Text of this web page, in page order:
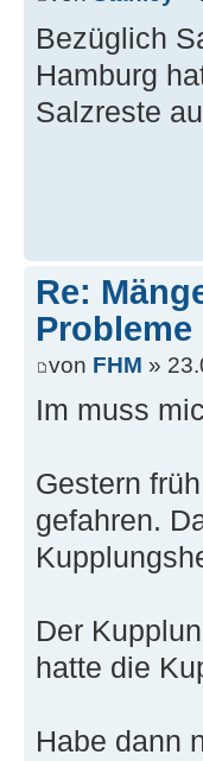
Bezüglich
Hamburg
Salzreste
Re:
Probleme
von FHM »
Im muss
Gestern
gefahren.
Der
hatte die
Habe dann